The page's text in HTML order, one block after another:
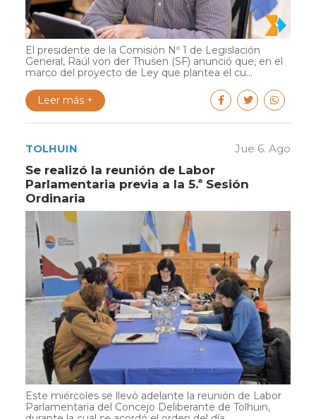
El presidente de la Comisión Nº 1 de Legislación
General, Raúl von der Thusen (SF) anunció que, en el
marco del proyecto de Ley que plantea el cu...
Leer más +
TOLHUIN Jue 6. Ago
Se realizó la reunión de Labor
Parlamentaria previa a la 5.ª Sesión
Ordinaria
Este miércoles se llevó adelante la reunión de Labor
Parlamentaria del Concejo Deliberante de Tolhuin,